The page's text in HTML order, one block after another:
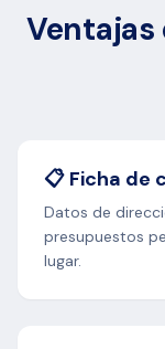
Ventajas
📋 Ficha de
Datos de
presupuestos
lugar.